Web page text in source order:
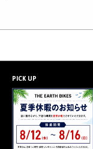
PICK UP